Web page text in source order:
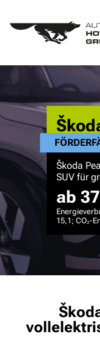
Škoda
SUV für
ab
15,1; CO₂-